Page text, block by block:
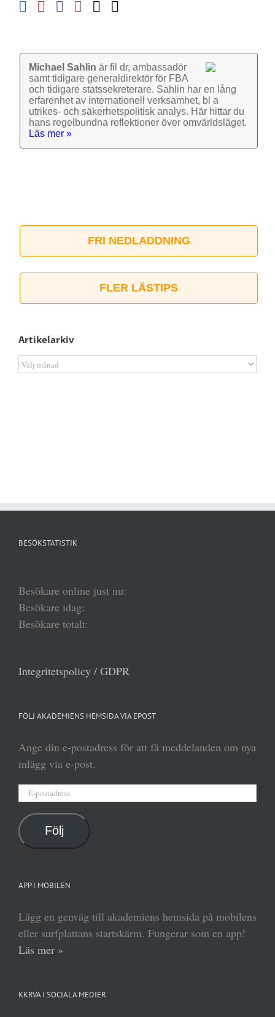
Michael Sahlin är fil dr, ambassadör
samt tidigare general­direktör för FBA
och tidigare stats­sekre­terare. Sahlin har en lång
erfarenhet av inter­nationell verk­samhet, bl a
utrikes- och säkerhets­politisk analys. Här hittar du
hans regel­bundna reflek­tioner över omvärlds­läget.
Läs mer »
FRI NEDLADDNING
FLER LÄSTIPS
Artikelarkiv
Artikelarkiv
BESÖKSTATISTIK
Besökare online just nu:
Besökare idag:
Besökare totalt:
Integritetspolicy / GDPR
FÖLJ AKADEMIENS HEMSIDA VIA EPOST
Ange din e-postadress för att få meddelanden om nya
inlägg via e-post.
postadress
Följ
APP I MOBILEN
Lägg en genväg till akademiens hemsida på mobilens
eller surfplattans startskärm. Fungerar som en app!
Läs mer »
KKRVA I SOCIALA MEDIER